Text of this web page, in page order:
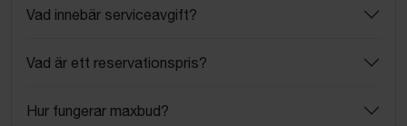
Vad innebär serviceavgift?
Vad är ett reservationspris?
Hur fungerar maxbud?